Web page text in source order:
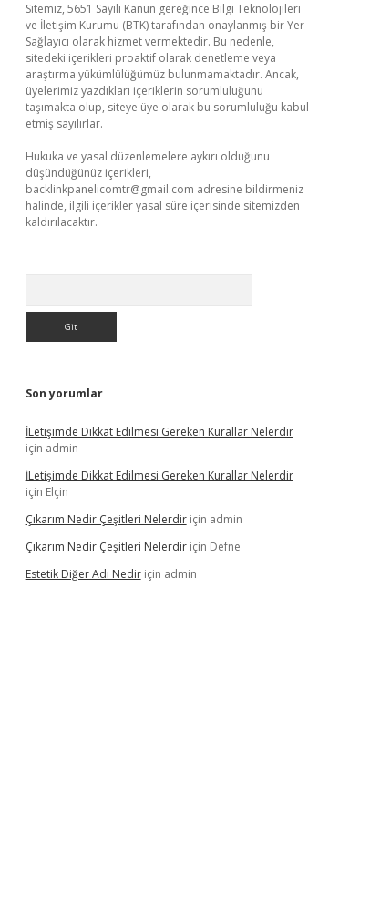
Sitemiz, 5651 Sayılı Kanun gereğince Bilgi Teknolojileri
ve İletişim Kurumu (BTK) tarafından onaylanmış bir Yer
Sağlayıcı olarak hizmet vermektedir. Bu nedenle,
sitedeki içerikleri proaktif olarak denetleme veya
araştırma yükümlülüğümüz bulunmamaktadır. Ancak,
üyelerimiz yazdıkları içeriklerin sorumluluğunu
taşımakta olup, siteye üye olarak bu sorumluluğu kabul
etmiş sayılırlar.
Hukuka ve yasal düzenlemelere aykırı olduğunu
düşündüğünüz içerikleri,
backlinkpanelicomtr@gmail.com adresine bildirmeniz
halinde, ilgili içerikler yasal süre içerisinde sitemizden
kaldırılacaktır.
Son yorumlar
İLetişimde Dikkat Edilmesi Gereken Kurallar Nelerdir
için admin
İLetişimde Dikkat Edilmesi Gereken Kurallar Nelerdir
için Elçin
Çıkarım Nedir Çeşitleri Nelerdiriçin admin
Çıkarım Nedir Çeşitleri Nelerdiriçin Defne
Estetik Diğer Adı Nediriçin admin